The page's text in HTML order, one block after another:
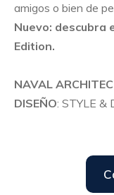
amigos o bien de
Nuevo: descubra
Edition.
NAVAL
DISEÑO: STYLE &